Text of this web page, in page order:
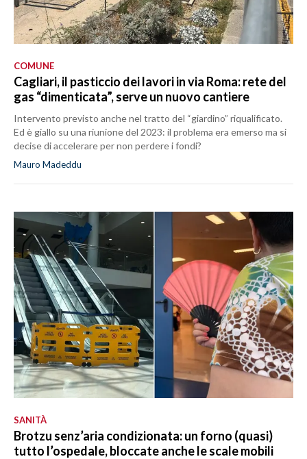
COMUNE
Cagliari, il pasticcio dei lavori in via Roma: rete del
gas “dimenticata”, serve un nuovo cantiere
Intervento previsto anche nel tratto del “giardino” riqualificato.
Ed è giallo su una riunione del 2023: il problema era emerso ma si
decise di accelerare per non perdere i fondi?
Mauro Madeddu
SANITÀ
Brotzu senz’aria condizionata: un forno (quasi)
tutto l’ospedale, bloccate anche le scale mobili